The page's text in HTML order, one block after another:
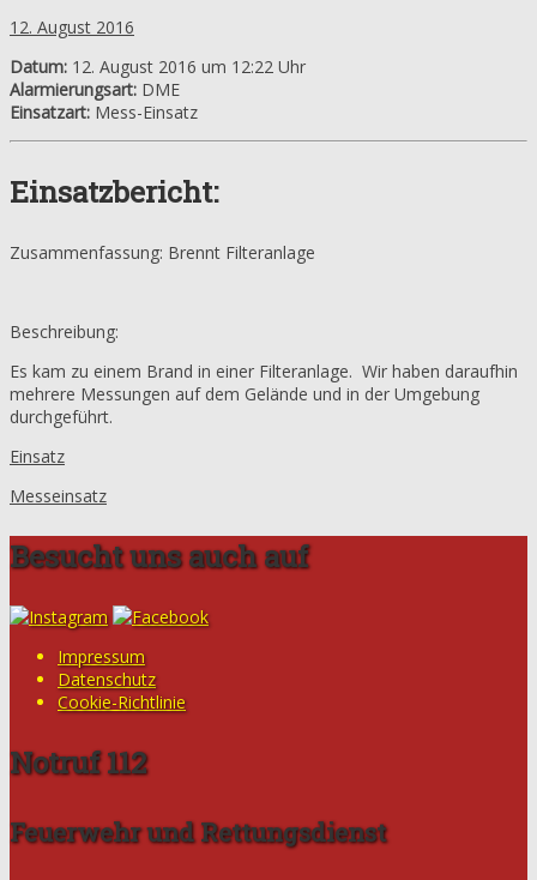
12. August 2016
Datum: 12. August 2016 um 12:22 Uhr
Alarmierungsart: DME
Einsatzart: Mess-Einsatz
Einsatzbericht:
Zusammenfassung: Brennt Filteranlage
Beschreibung:
Es kam zu einem Brand in einer Filteranlage. Wir haben daraufhin
mehrere Messungen auf dem Gelände und in der Umgebung
durchgeführt.
Einsatz
Messeinsatz
Besucht uns auch auf
Impressum
Datenschutz
Cookie-Richtlinie
Notruf 112
Feuerwehr und Rettungsdienst